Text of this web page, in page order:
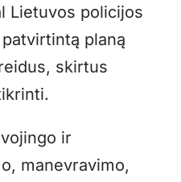
Lietuvos policijos
planą
skirtus
ir
manevravimo,